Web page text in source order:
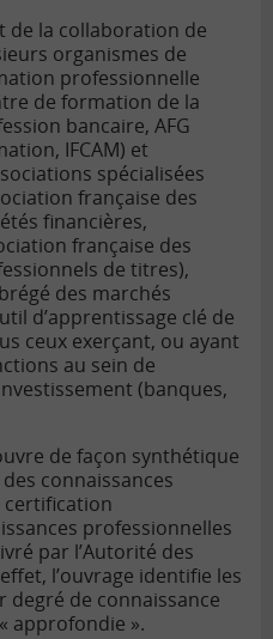
lien
de la collaboration de
organismes de
professionnelle
de formation de la
bancaire, AFG
IFCAM) et
spécialisées
française des
financières,
française des
de titres),
des marchés
d’apprentissage clé de
ceux exerçant, ou ayant
au sein de
(banques,
de façon synthétique
connaissances
certification
professionnelles
par l’Autorité des
l’ouvrage identifie les
de connaissance
approfondie ».